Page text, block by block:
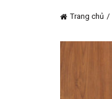
Trang chủ